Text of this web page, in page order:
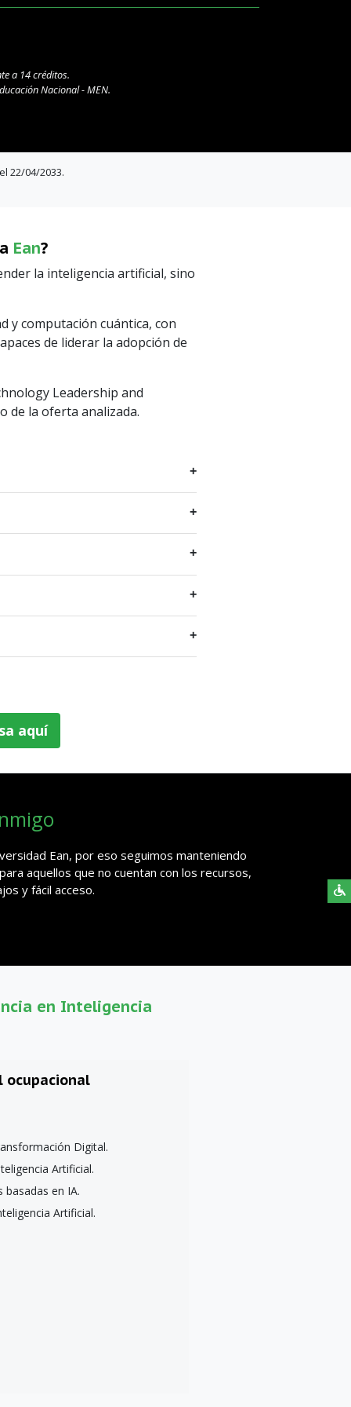
a 14 créditos.
Nacional - MEN.
22/04/2033.
Ean?
la inteligencia artificial, sino
y computación cuántica, con
de liderar la adopción de
Leadership and
de la oferta analizada.
aquí
Ean, por eso seguimos manteniendo
aquellos que no cuentan con los recursos,
y fácil acceso.
en Inteligencia
ocupacional
Digital.
Artificial.
basadas en IA.
Artificial.